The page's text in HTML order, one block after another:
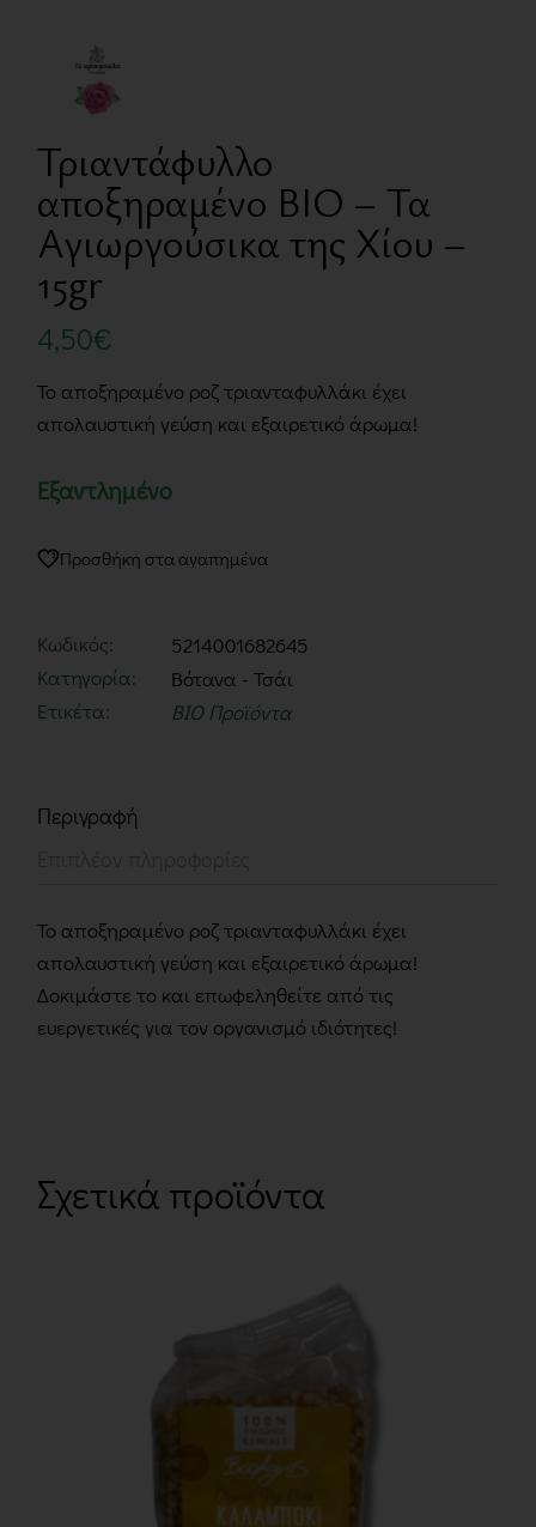
Τριαντάφυλλο
αποξηραμένο BIO – Τα
Αγιωργούσικα της Χίου –
15gr
4,50€
Το αποξηραμένο ροζ τριανταφυλλάκι έχει
απολαυστική γεύση και εξαιρετικό άρωμα!
Εξαντλημένο
Προσθήκη στα αγαπημένα
Κωδικός:
5214001682645
Κατηγορία:
Βότανα - Τσάι
Ετικέτα:
BIO Προϊόντα
Περιγραφή
Το αποξηραμένο ροζ τριανταφυλλάκι έχει
απολαυστική γεύση και εξαιρετικό άρωμα!
Δοκιμάστε το και επωφεληθείτε από τις
ευεργετικές για τον οργανισμό ιδιότητες!
Σχετικά προϊόντα